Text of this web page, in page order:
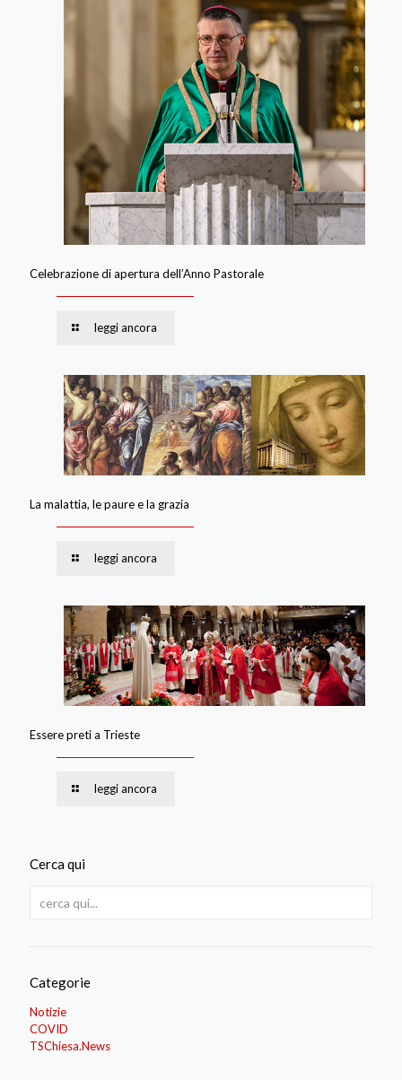
Celebrazione di apertura dell’Anno Pastorale
leggi ancora
La malattia, le paure e la grazia
leggi ancora
Essere preti a Trieste
leggi ancora
Cerca qui
Categorie
Notizie
COVID
TSChiesa.News